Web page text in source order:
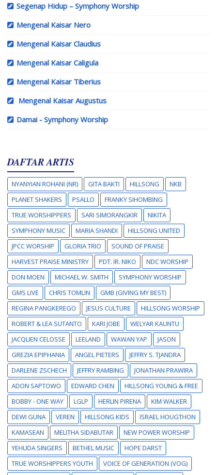
Segenap Hidup – Symphony Worship
Mengenal Kaisar Nero
Mengenal Kaisar Claudius
Mengenal Kaisar Caligula
Mengenal Kaisar Tiberius
Mengenal Kaisar Augustus
Damai - Symphony Worship
DAFTAR ARTIS
NYANYIAN ROHANI (NR) GITA BAKTI HILLSONG
NKB
PLANET SHAKERS
PSALLO
FRANKY SIHOMBING
TRUE WORSHIPPERS
SARI SIMORANGKIR
NIKITA
SYMPHONY MUSIC
MARIA SHANDI
HILLSONG UNITED
JPCC WORSHIP
GLORIA TRIO
SOUND OF PRAISE
HARVEST PRAISE MINISTRY
PDT. IR. NIKO
NDC WORSHIP
DON MOEN
MICHAEL W. SMITH
SYMPHONY WORSHIP
GMS LIVE
CHRIS TOMLIN
GMB (GIVING MY BEST)
REGINA PANGKEREGO
JESUS CULTURE
HILLSONG WORSHIP
ROBERT & LEA SUTANTO
KARI JOBE
WELYAR KAUNTU
JACQLIEN CELOSSE
LEELAND WAWAN YAP
JASON
GREZIA EPIPHANIA
ANGEL PIETERS
JEFFRY S. TJANDRA
DARLENE ZSCHECH
JEFFRY RAMBING
JONATHAN PRAWIRA
ADON SAPTOWO
EDWARD CHEN
HILLSONG YOUNG & FREE
BOBBY - ONE WAY
LGLP HERLIN PIRENA
KIM WALKER
DEWI GUNA
VEREN HILLSONG KIDS
ISRAEL HOUGTHON
KAMASEAN
MELITHA SIDABUTAR
NEW POWER WORSHIP
YEHUDA SINGERS
BETHEL MUSIC
HOPE DARST
TRUE WORSHIPPERS YOUTH
VOICE OF GENERATION (VOG)